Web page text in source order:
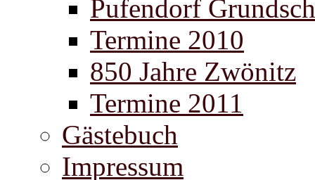
Pufendorf
Termine 2010
850 Jahre Zwönitz
Termine 2011
Gästebuch
Impressum